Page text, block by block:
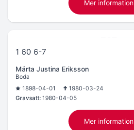
Mer information
1 60 6-7
Märta Justina Eriksson
Boda
1898-04-01
1980-03-24
Gravsatt: 1980-04-05
Mer information